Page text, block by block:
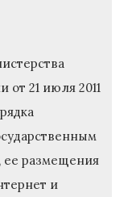
21 июля 2011
размещения
и